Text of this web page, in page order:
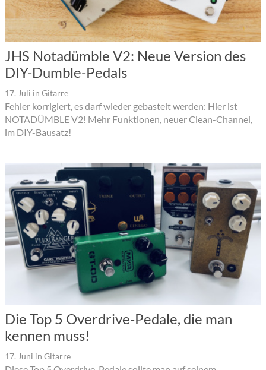
JHS Notadümble V2: Neue Version des
DIY-Dumble-Pedals
17. Juli in Gitarre
Fehler korrigiert, es darf wieder gebastelt werden: Hier ist
NOTADÜMBLE V2! Mehr Funktionen, neuer Clean-Channel,
im DIY-Bausatz!
Die Top 5 Overdrive-Pedale, die man
kennen muss!
17. Juni in Gitarre